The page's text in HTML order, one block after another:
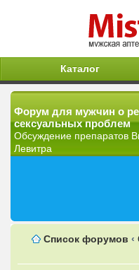
Каталог
Форум для мужчин о
сексуальных проблем
Обсуждение препаратов
Левитра
Список форумов ‹